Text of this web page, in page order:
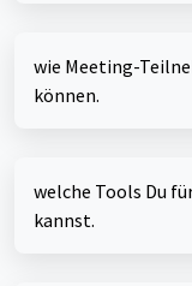
wie Meeting-
können.
welche Tools Du
kannst.